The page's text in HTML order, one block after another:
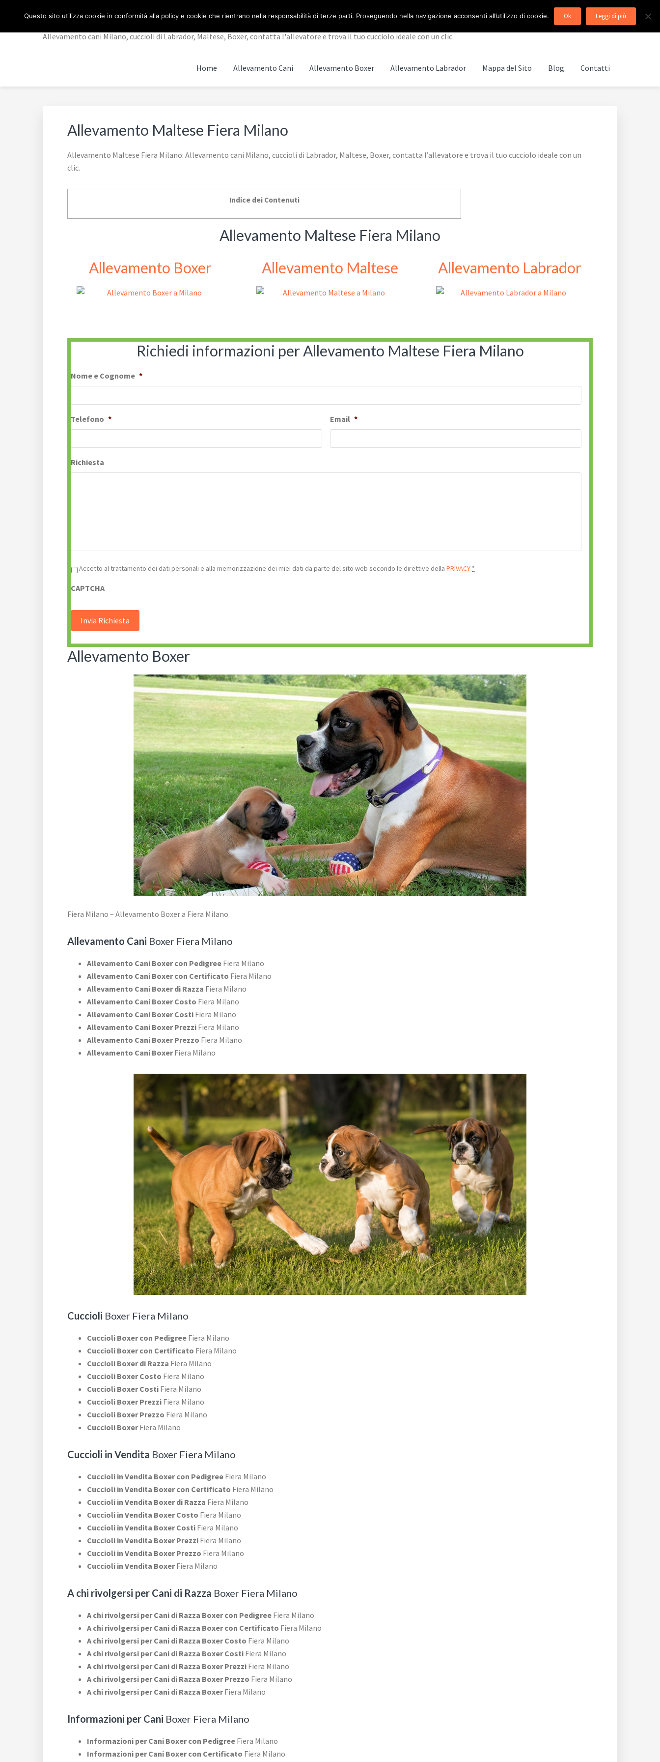
navigazione
contenuto
piè
ALLEVAMENTO CANI
Allevamento cani Milano, cuccioli di Labrador, Maltese, Boxer, contatta l'allevatore e trova il tuo cucciolo ideale con un clic.
Home Allevamento Cani Allevamento Boxer Allevamento Labrador Mappa del Sito Blog Contatti
Allevamento Maltese Fiera Milano
Allevamento Maltese Fiera Milano: Allevamento cani Milano, cuccioli di Labrador, Maltese, Boxer, contatta l’allevatore e trova il tuo cucciolo ideale con un
clic.
Indice dei Contenuti
Allevamento Maltese Fiera Milano
Allevamento Boxer
Allevamento Maltese Allevamento Labrador
Richiedi informazioni per Allevamento Maltese Fiera Milano
Nome e Cognome *
Telefono * Email *
Richiesta
Privacy *
Accetto al trattamento dei dati personali e alla memorizzazione dei miei dati da parte del sito web secondo le direttive della PRIVACY *
CAPTCHA
Allevamento Boxer
Fiera Milano – Allevamento Boxer a Fiera Milano
Allevamento Cani Boxer Fiera Milano
Allevamento Cani Boxer con Pedigree Fiera Milano
Allevamento Cani Boxer con Certificato Fiera Milano
Allevamento Cani Boxer di Razza Fiera Milano
Allevamento Cani Boxer Costo Fiera Milano
Allevamento Cani Boxer Costi Fiera Milano
Allevamento Cani Boxer Prezzi Fiera Milano
Allevamento Cani Boxer Prezzo Fiera Milano
Allevamento Cani BoxerFiera Milano
Cuccioli Boxer Fiera Milano
Cuccioli Boxer con Pedigree Fiera Milano
Cuccioli Boxer con Certificato Fiera Milano
Cuccioli Boxer di Razza Fiera Milano
Cuccioli Boxer Costo Fiera Milano
Cuccioli Boxer Costi Fiera Milano
Cuccioli Boxer Prezzi Fiera Milano
Cuccioli Boxer Prezzo Fiera Milano
Cuccioli BoxerFiera Milano
Cuccioli in Vendita Boxer Fiera Milano
Cuccioli in Vendita Boxer con Pedigree Fiera Milano
Cuccioli in Vendita Boxer con Certificato Fiera Milano
Cuccioli in Vendita Boxer di Razza Fiera Milano
Cuccioli in Vendita Boxer Costo Fiera Milano
Cuccioli in Vendita Boxer Costi Fiera Milano
Cuccioli in Vendita Boxer Prezzi Fiera Milano
Cuccioli in Vendita Boxer Prezzo Fiera Milano
Cuccioli in Vendita BoxerFiera Milano
A chi rivolgersi per Cani di Razza Boxer Fiera Milano
A chi rivolgersi per Cani di Razza Boxer con Pedigree Fiera Milano
A chi rivolgersi per Cani di Razza Boxer con Certificato Fiera Milano
A chi rivolgersi per Cani di Razza Boxer Costo Fiera Milano
A chi rivolgersi per Cani di Razza Boxer Costi Fiera Milano
A chi rivolgersi per Cani di Razza Boxer Prezzi Fiera Milano
A chi rivolgersi per Cani di Razza Boxer Prezzo Fiera Milano
A chi rivolgersi per Cani di Razza BoxerFiera Milano
Informazioni per Cani Boxer Fiera Milano
Informazioni per Cani Boxer con Pedigree Fiera Milano
Informazioni per Cani Boxer con Certificato Fiera Milano
Questo sito utilizza cookie in conformità alla policy e cookie che rientrano nella responsabilità di terze parti. Proseguendo nella navigazione acconsenti all’utilizzo di cookie. Ok Leggi di più